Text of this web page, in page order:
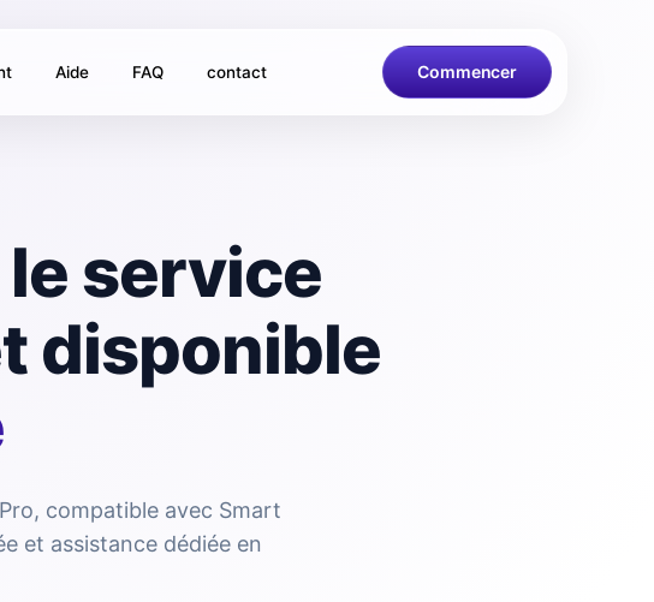
Aide FAQ contact Commencer
le service
disponible
compatible avec Smart
et assistance dédiée en